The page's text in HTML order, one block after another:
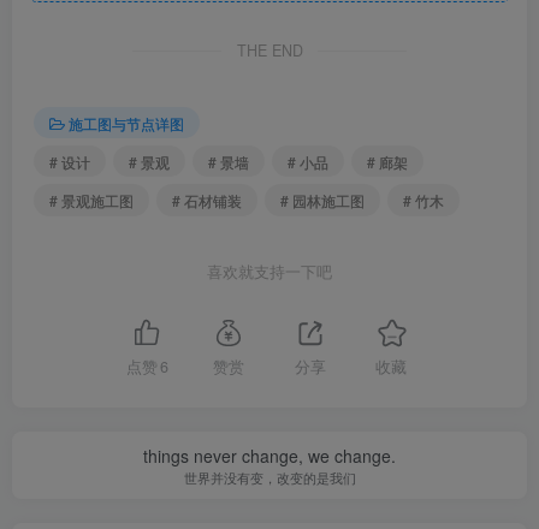
楼面坡度至地板收口或楼面排水口，收口处间隔2米预留30
THE END
施工图与节点详图
# 设计
# 景观 # 景墙 # 小品
# 廊架
# 景观施工图
# 石材铺装 # 园林施工图 # 竹木
喜欢就支持一下吧
点赞 6 赞赏 分享 收藏
things never change, we change.
世界并没有变，改变的是我们